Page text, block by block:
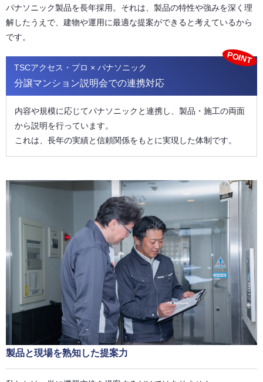
パナソニック製品を長年採用。それは、製品の特性や強みを深く理
解したうえで、建物や運用に最適な提案ができると考えているから
です。
POINT
TSCアクセス・プロ × パナソニック
分譲マンション説明会での連携対応
内容や規模に応じてパナソニックと連携し、製品・施工の両面
から説明を行っています。
これは、長年の実績と信頼関係をもとに実現した体制です。
製品と現場を熟知した提案力